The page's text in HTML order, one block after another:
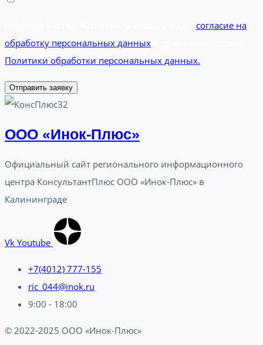
согласие на
обработку персональных данных
Политики обработки персональных данных.
Отправить заявку
ООО «Инок-Плюс»
Официальный сайт регионального информационного
центра КонсультантПлюс ООО «Инок-Плюс» в
Калининграде
Vk Youtube
+7(4012) 777-155
ric_044@inok.ru
9:00 - 18:00
© 2022-2025 ООО «Инок-Плюс»